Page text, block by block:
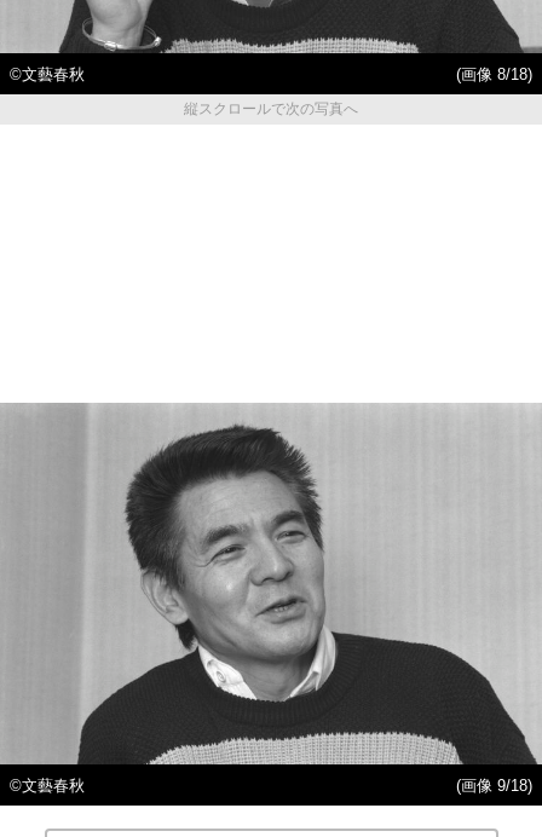
©文藝春秋
(画像 8/18)
縦スクロールで次の写真へ
©文藝春秋 (画像 9/18)